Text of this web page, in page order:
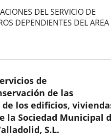
DEL SERVICIO DE
DEPENDIENTES DEL AREA
de
de las
los edificios,
la Sociedad Municipal
S.L.